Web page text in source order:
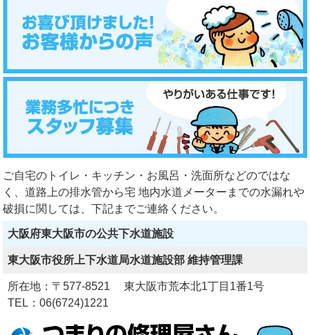
ご自宅のトイレ・キッチン・お風呂・洗面所などのではな
く、道路上の排水管から宅 地内水道メーターまでの水漏れや
破損に関しては、下記までご連絡ください。
大阪府東大阪市の公共下水道施設
東大阪市役所上下水道局水道施設部 維持管理課
所在地：〒577-8521 東大阪市荒本北1丁目1番1号
TEL：06(6724)1221